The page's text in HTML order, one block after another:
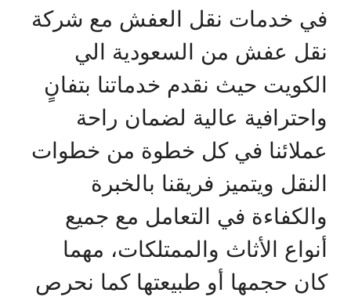
خدمات نقل العفش مع شركة
عفش من السعودية الي
حيث نقدم خدماتنا بتفانٍ
عالية لضمان راحة
في كل خطوة من خطوات
ويتميز فريقنا بالخبرة
في التعامل مع جميع
الأثاث والممتلكات، مهما
حجمها أو طبيعتها كما نحرص